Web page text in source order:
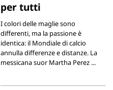
per tutti
I colori delle maglie sono
differenti, ma la passione è
identica: il Mondiale di calcio
annulla differenze e distanze. La
messicana suor Martha Perez ...